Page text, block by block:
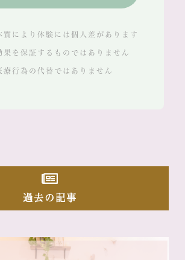
により体験には個人差があります
を保証するものではありません
行為の代替ではありません
過去の記事